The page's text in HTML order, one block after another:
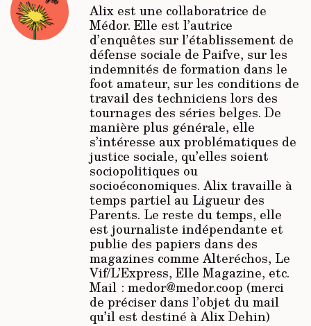
Alix est une collaboratrice de
Médor. Elle est l’autrice
d’enquêtes sur l’établissement de
défense sociale de Paifve, sur les
indemnités de formation dans le
foot amateur, sur les conditions de
travail des techniciens lors des
tournages des séries belges. De
manière plus générale, elle
s’intéresse aux problématiques de
justice sociale, qu’elles soient
sociopolitiques ou
socioéconomiques. Alix travaille à
temps partiel au Ligueur des
Parents. Le reste du temps, elle
est journaliste indépendante et
publie des papiers dans des
magazines comme Alteréchos, Le
Vif/L’Express, Elle Magazine, etc.
Mail : medor@medor.coop (merci
de préciser dans l’objet du mail
qu’il est destiné à Alix Dehin)